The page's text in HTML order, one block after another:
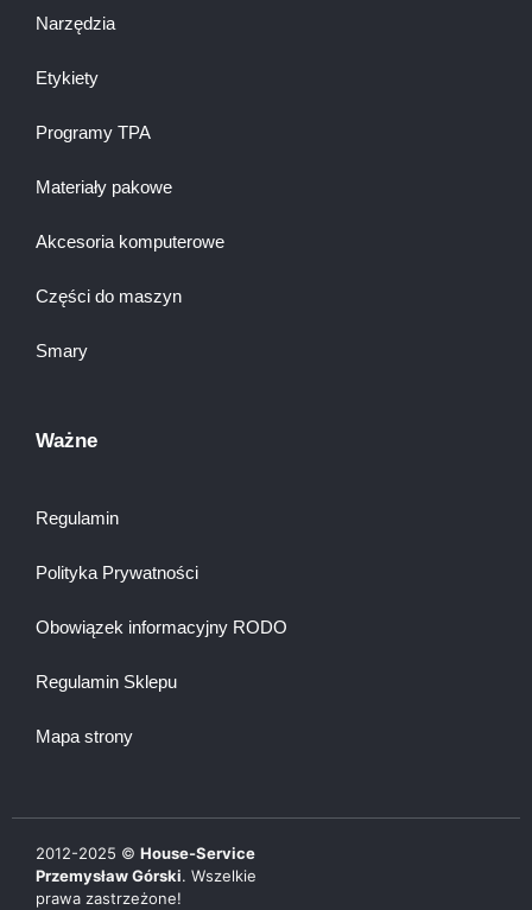
Narzędzia
Etykiety
Programy TPA
Materiały pakowe
Akcesoria komputerowe
Części do maszyn
Smary
Ważne
Regulamin
Polityka Prywatności
Obowiązek informacyjny RODO
Regulamin Sklepu
Mapa strony
2012-2025 © House-Service
Przemysław Górski. Wszelkie
prawa zastrzeżone!